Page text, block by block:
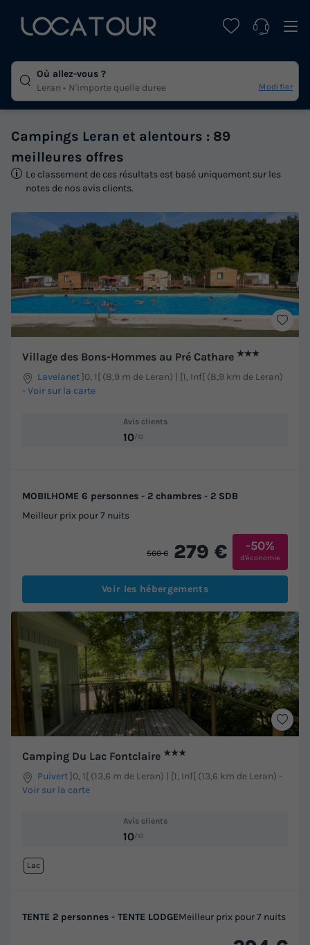
Où allez-vous ?
Leran
N'importe quelle duree Modifier
Campings Leran et alentours : 89
meilleures offres
Le classement de ces résultats est basé uniquement sur les
notes de nos avis clients.
Village des Bons-Hommes au Pré Cathare ★★★
Lavelanet]0, 1[ (8,9 m de Leran) | [1, Inf[ (8,9 km de Leran)
- Voir sur la carte
Avis clients
10/10
MOBILHOME 6 personnes - 2 chambres - 2 SDB
Meilleur prix pour 7 nuits
560 € 279 € -50%
d'économie
Voir les hébergements
Camping Du Lac Fontclaire ★★★
Puivert]0, 1[ (13,6 m de Leran) | [1, Inf[ (13,6 km de Leran) -
Voir sur la carte
Avis clients
10/10
Lac
TENTE 2 personnes - TENTE LODGEMeilleur prix pour 7 nuits